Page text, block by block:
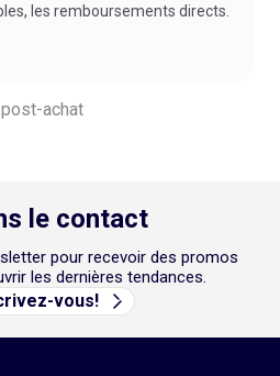
les remboursements directs.
achat
le contact
pour recevoir des promos
les dernières tendances.
vous!